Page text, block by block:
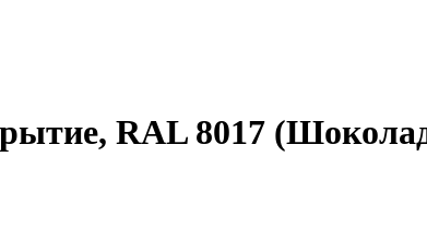
RAL 8017